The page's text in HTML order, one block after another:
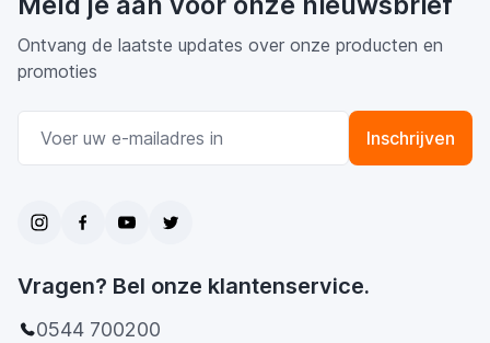
Ontvang de laatste updates over onze producten en
promoties
Inschrijven
Vragen? Bel onze klantenservice.
0544 700200